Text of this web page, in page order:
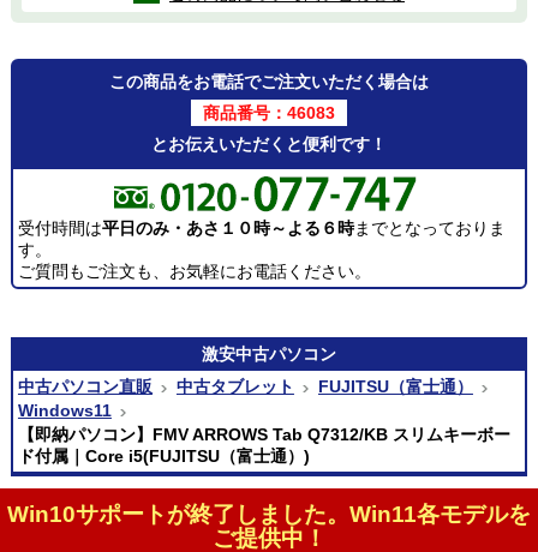
この商品をお電話でご注文いただく場合は
商品番号：46083
とお伝えいただくと便利です！
受付時間は平日のみ・あさ１０時～よる６時までとなっておりま
す。
ご質問もご注文も、お気軽にお電話ください。
激安中古パソコン
中古パソコン直販
中古タブレット
FUJITSU（富士通）
Windows11
【即納パソコン】FMV ARROWS Tab Q7312/KB スリムキーボー
ド付属｜Core i5(FUJITSU（富士通）)
Win10サポートが終了しました。Win11各モデルを
ご提供中！